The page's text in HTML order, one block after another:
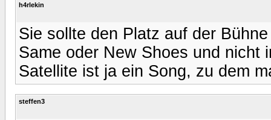
h4rlekin
Sie sollte den Platz auf der
Same oder New Shoes und nicht
Satellite ist ja ein Song, zu dem
steffen3